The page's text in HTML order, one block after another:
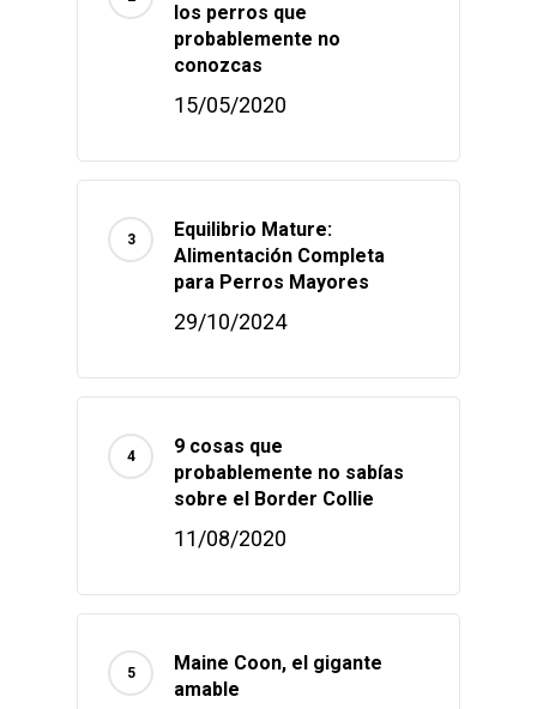
los perros que
probablemente no
conozcas
15/05/2020
Equilibrio Mature:
Alimentación Completa
para Perros Mayores
29/10/2024
9 cosas que
probablemente no sabías
sobre el Border Collie
11/08/2020
Maine Coon, el gigante
amable